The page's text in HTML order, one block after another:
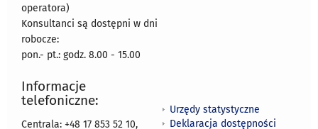
operatora)
Konsultanci są dostępni w dni
robocze:
pon.- pt.: godz. 8.00 - 15.00
Informacje
telefoniczne:
Centrala: +48 17 853 52 10,
Urzędy statystyczne
Deklaracja dostępności